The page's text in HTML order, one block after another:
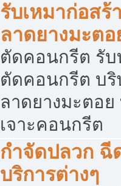
รับเหมาก่อส
ลาดยางมะต
ตัดคอนกรีต รับ
ตัดคอนกรีต บริ
ลาดยางมะตอ
เจาะคอนกรีต
กำจัดปลวก ฉี
บริการต่างๆ